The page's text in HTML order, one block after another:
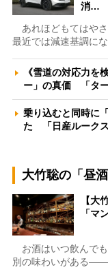
消…
あれほどもてはやさ
最近では減速基調に
《雪道の対応力を
ー」の真価 「タ
乗り込むと同時に
た 「日産ルーク
大竹聡の「昼酒
【大
「マ
お酒はいつ飲んで
別の味わいがある